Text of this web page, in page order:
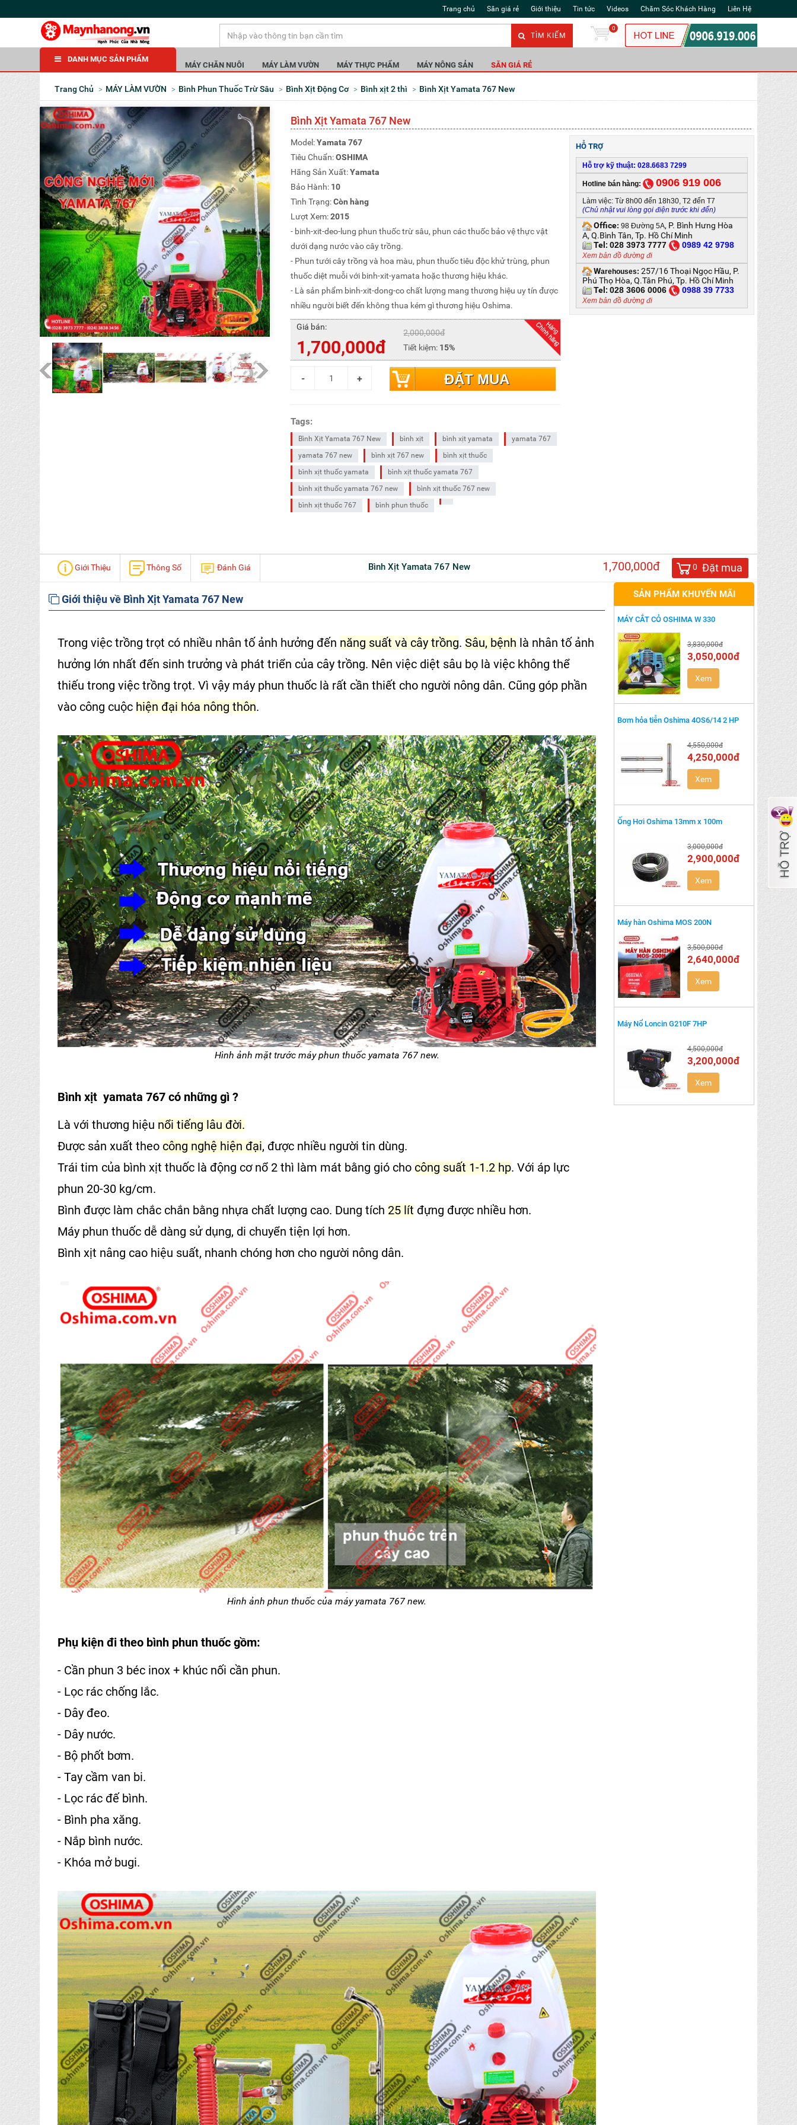
Trang chủ Săn giá rẻ Giới thiệu Tin tức Videos Chăm Sóc Khách Hàng Liên Hệ
TÌM KIẾM
0
DANH MỤC SẢN PHẨM
MÁY CHĂN NUÔI MÁY LÀM VƯỜN MÁY THỰC PHẨM MÁY NÔNG SẢN SĂN GIÁ RẺ
Trang Chủ MÁY LÀM VƯỜN Bình Phun Thuốc Trừ Sâu Bình Xịt Động Cơ Bình xịt 2 thì Bình Xịt Yamata 767 New
Bình Xịt Yamata 767 New
Model:Yamata 767
Tiêu Chuẩn:OSHIMA
Hãng Sản Xuất:Yamata
Bảo Hành: 10
Tình Trạng:Còn hàng
Lượt Xem:2015
- binh-xit-deo-lung phun thuốc trừ sâu, phun các thuốc bảo vệ thực vật
dưới dạng nước vào cây trồng.
- Phun tưới cây trồng và hoa màu, phun thuốc tiêu độc khử trùng, phun
thuốc diệt muỗi với binh-xit-yamata hoặc thương hiệu khác.
- Là sản phẩm binh-xit-dong-co chất lượng mang thương hiệu uy tín được
nhiều người biết đến không thua kém gì thương hiệu Oshima.
Giá bán:
1,700,000đ
2,000,000đ
Tiết kiệm: 15%
ĐẶT MUA
Tags:
Bình Xịt Yamata 767 New bình xịt bình xịt yamata
yamata 767
yamata 767 new
bình xịt 767 new
bình xịt thuốc
bình xịt thuốc yamata
bình xịt thuốc yamata 767
bình xịt thuốc yamata 767 new
bình xịt thuốc 767 new
bình xịt thuốc 767
bình phun thuốc
HỖ TRỢ
Hỗ trợ kỹ thuật: 028.6683 7299
Hotline bán hàng: 0906 919 006
Làm việc: Từ 8h00 đến 18h30, T2 đến T7
(Chủ nhật vui lòng gọi điện trước khi đến)
Office: 98 Đường 5A, P. Bình Hưng Hòa
A, Q.Bình Tân, Tp. Hồ Chí Minh
Tel:028 3973 7777 0989 42 9798
Xem bản đồ đường đi
Warehouses: 257/16 Thoại Ngọc Hầu, P.
Phú Thọ Hòa, Q.Tân Phú, Tp. Hồ Chí Minh
Tel:028 3606 0006 0988 39 7733
Xem bản đồ đường đi
Giới Thiệu Thông Số Đánh Giá Bình Xịt Yamata 767 New 1,700,000đ 0 Đặt mua
Giới thiệu về Bình Xịt Yamata 767 New
Trong việc trồng trọt có nhiều nhân tố ảnh hưởng đến năng suất và cây trồng. Sâu, bệnh là nhân tố ảnh
hưởng lớn nhất đến sinh trưởng và phát triển của cây trồng. Nên việc diệt sâu bọ là việc không thể
thiếu trong việc trồng trọt. Vì vậy máy phun thuốc là rất cần thiết cho người nông dân. Cũng góp phần
vào công cuộc hiện đại hóa nông thôn.
Hình ảnh mặt trước máy phun thuốc yamata 767 new.
Bình xịt yamata 767 có những gì ?
Là với thương hiệu nổi tiếng lâu đời.
Được sản xuất theo công nghệ hiện đại, được nhiều người tin dùng.
Trái tim của bình xịt thuốc là động cơ nổ 2 thì làm mát bằng gió cho công suất 1-1.2 hp. Với áp lực
phun 20-30 kg/cm.
Bình được làm chắc chắn bằng nhựa chất lượng cao. Dung tích 25 lít đựng được nhiều hơn.
Máy phun thuốc dễ dàng sử dụng, di chuyển tiện lợi hơn.
Bình xịt nâng cao hiệu suất, nhanh chóng hơn cho người nông dân.
Hình ảnh phun thuốc của máy yamata 767 new.
Phụ kiện đi theo bình phun thuốc gồm:
- Cần phun 3 béc inox + khúc nối cần phun.
- Lọc rác chống lắc.
- Dây đeo.
- Dây nước.
- Bộ phốt bơm.
- Tay cầm van bi.
- Lọc rác đế bình.
- Bình pha xăng.
- Nắp bình nước.
- Khóa mở bugi.
SẢN PHẨM KHUYẾN MÃI
MÁY CẮT CỎ OSHIMA W 330
3,830,000đ
3,050,000đ
Xem
Bơm hỏa tiễn Oshima 4OS6/14 2 HP
4,550,000đ
4,250,000đ
Xem
Ống Hơi Oshima 13mm x 100m
3,000,000đ
2,900,000đ
Xem
Máy hàn Oshima MOS 200N
3,500,000đ
2,640,000đ
Xem
Máy Nổ Loncin G210F 7HP
4,500,000đ
3,200,000đ
Xem